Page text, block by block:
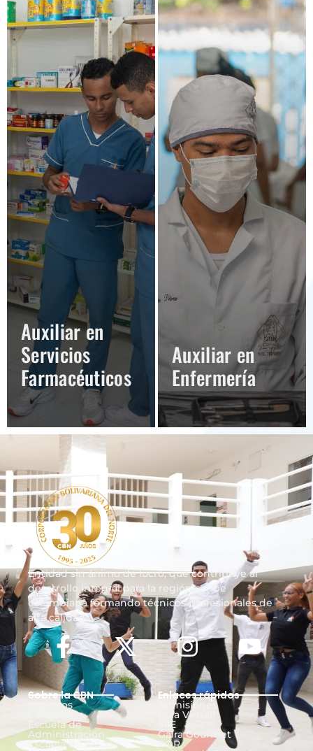
Auxiliar en
Servicios
Farmacéuticos
Auxiliar en
Enfermería
Entidad sin ánimo de lucro, que contribuye al
desarrollo integral para la región caribe
colombiana formando técnicos profesionales de
alta calidad.
Sobre la CBN
Nosotros
Escuela de
Administración
Escuela de Salud
Enlaces rápidos
Admisiones
Aula Virtual
SIIE
Gaira Gourmet
PQR